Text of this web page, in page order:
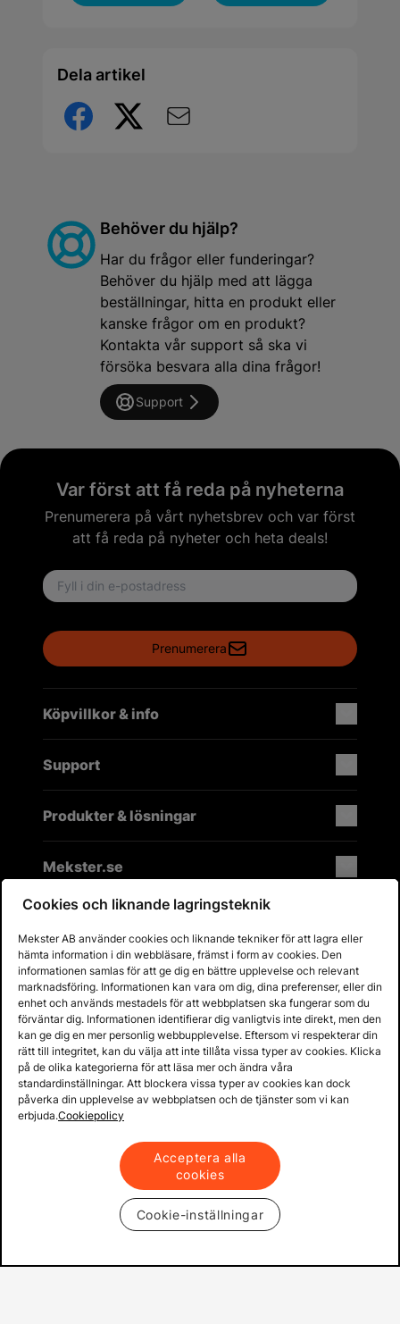
Dela artikel
Behöver du hjälp?
Har du frågor eller funderingar?
Behöver du hjälp med att lägga
beställningar, hitta en produkt eller
kanske frågor om en produkt?
Kontakta vår support så ska vi
försöka besvara alla dina frågor!
Support
Var först att få reda på nyheterna
Prenumerera på vårt nyhetsbrev och var först
att få reda på nyheter och heta deals!
Email address
Prenumerera
Köpvillkor & info
Support
Produkter & lösningar
Mekster.se
Prisgaranti på reservdelar
Lager i Sverige
60 dagars öppet köp
Fria returer
Copyright © 2013 - 2026 - Mekster AB
KöpvillkorIntegritetspolicy
Cookies och liknande lagringsteknik
Mekster AB använder cookies och liknande tekniker för att lagra eller
hämta information i din webbläsare, främst i form av cookies. Den
informationen samlas för att ge dig en bättre upplevelse och relevant
marknadsföring. Informationen kan vara om dig, dina preferenser, eller din
enhet och används mestadels för att webbplatsen ska fungerar som du
förväntar dig. Informationen identifierar dig vanligtvis inte direkt, men den
kan ge dig en mer personlig webbupplevelse. Eftersom vi respekterar din
rätt till integritet, kan du välja att inte tillåta vissa typer av cookies. Klicka
på de olika kategorierna för att läsa mer och ändra våra
standardinställningar. Att blockera vissa typer av cookies kan dock
påverka din upplevelse av webbplatsen och de tjänster som vi kan
erbjuda.Cookiepolicy
Acceptera alla
cookies
Cookie-inställningar